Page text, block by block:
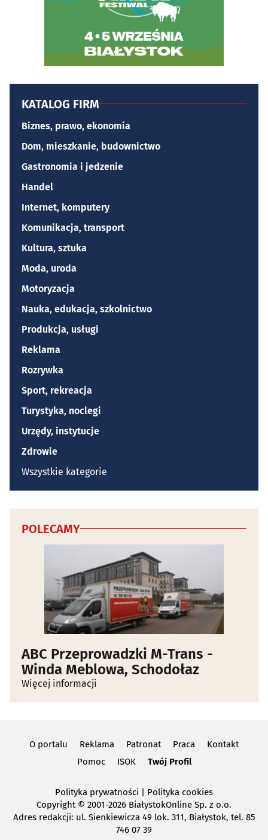
KATALOG FIRM
Biznes, prawo, ekonomia
Dom, mieszkanie, budownictwo
Gastronomia i jedzenie
Handel
Internet, komputery
Komunikacja, transport
Kultura, sztuka
Moda, uroda
Motoryzacja
Nauka, edukacja, szkolnictwo
Produkcja, usługi
Reklama
Rozrywka
Sport, rekreacja
Turystyka, noclegi
Urzędy, instytucje
Zdrowie
Wszystkie kategorie
POLECAMY
ABC Przeprowadzki M-Trans -
Winda Meblowa, Schodołaz
Więcej informacji
O portalu Reklama Patronat Praca
Kontakt
Pomoc
ISOK Twój Profil
Polityka prywatności | Polityka cookies
Copyright © 2001-2026 BiałystokOnline Sp. z o.o.
Adres redakcji: ul. Sienkiewicza 49 lok. 311, Białystok, tel. 85
746 07 39